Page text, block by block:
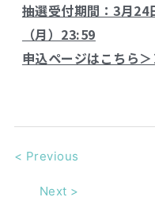
抽選受付期間：3月
（月）23:59
申込ページはこちら＞
< Previous
Next >